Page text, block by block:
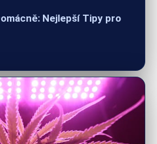
Nejlepší Tipy pro